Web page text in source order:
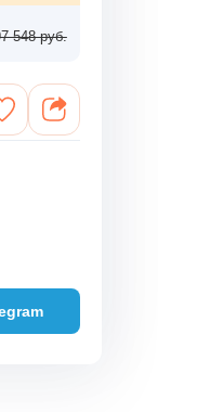
548 руб.